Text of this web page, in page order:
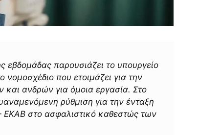
εβδομάδας παρουσιάζει το υπουργείο
που ετοιμάζει για την
ανδρών για όμοια εργασία. Στο
ρύθμιση για την ένταξη
στο ασφαλιστικό καθεστώς των